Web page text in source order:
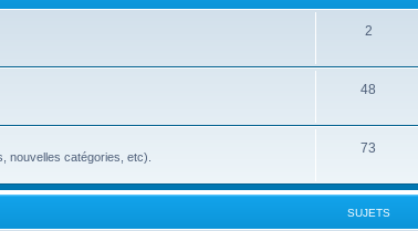
2
48
nouvelles catégories, etc).
73
SUJETS